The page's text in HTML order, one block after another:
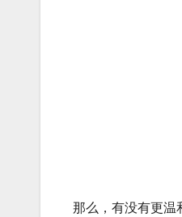
那么，有没有更温